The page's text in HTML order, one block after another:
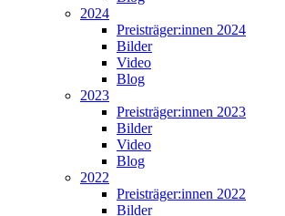
2024
Preisträger:innen 2024
Bilder
Video
Blog
2023
Preisträger:innen 2023
Bilder
Video
Blog
2022
Preisträger:innen 2022
Bilder